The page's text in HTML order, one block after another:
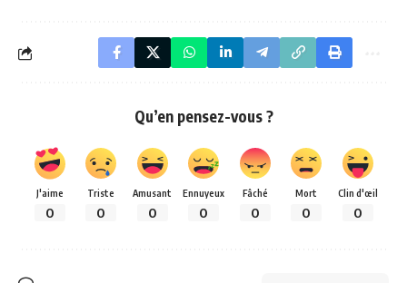
Qu’en pensez-vous ?
J'aime
0
Triste
0
Amusant
0
Ennuyeux
0
Fâché
0
Mort
0
Clin d'œil
0